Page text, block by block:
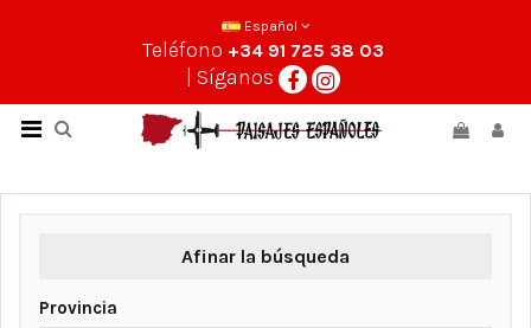
Español
Teléfono +34 91 725 38 03
| Síganos
Afinar la búsqueda
Provincia